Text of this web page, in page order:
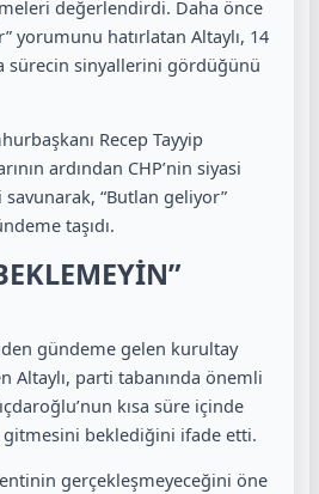
değerlendirdi. Daha önce
yorumunu hatırlatan Altaylı, 14
sürecin sinyallerini gördüğünü
Recep Tayyip
ardından CHP’nin siyasi
“Butlan geliyor”
taşıdı.
gündeme gelen kurultay
Altaylı, parti tabanında önemli
kısa süre içinde
beklediğini ifade etti.
gerçekleşmeyeceğini öne